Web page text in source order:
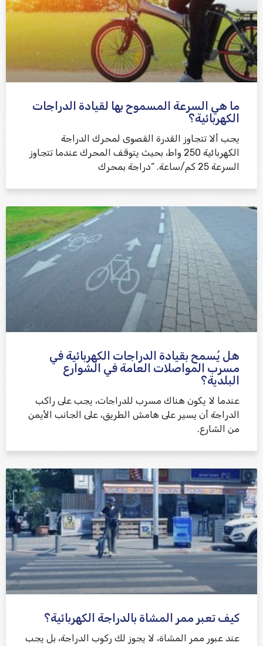
ما هي السرعة المسموح بها لقيادة الدراجات
الكهربائية؟
يجب ألا تتجاوز القدرة القصوى لمحرك الدراجة
الكهربائية 250 واط، بحيث يتوقف المحرك عندما تتجاوز
السرعة 25 كم/ساعة. “دراجة بمحرك
هل يُسمح بقيادة الدراجات الكهربائية في
مسرب المواصلات العامة في الشوارع
البلدية؟
عندما لا يكون هناك مسرب للدراجات، يجب على راكب
الدراجة أن يسير على هامش الطريق، على الجانب الأيمن
من الشارع.
كيف تعبر ممر المشاة بالدراجة الكهربائية؟
عند عبور ممر المشاة، لا يجوز لك ركوب الدراجة، بل يجب